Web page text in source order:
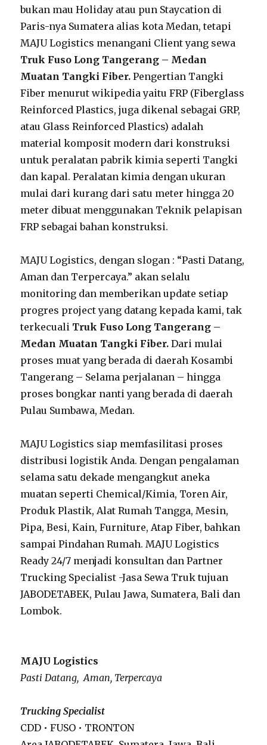
bukan mau Holiday atau pun Staycation di
Paris-nya Sumatera alias kota Medan, tetapi
MAJU Logistics menangani Client yang sewa
Truk Fuso Long Tangerang – Medan
Muatan Tangki Fiber.Pengertian Tangki
Fiber menurut wikipedia yaitu FRP (Fiberglass
Reinforced Plastics, juga dikenal sebagai GRP,
atau Glass Reinforced Plastics) adalah
material komposit modern dari konstruksi
untuk peralatan pabrik kimia seperti Tangki
dan kapal. Peralatan kimia dengan ukuran
mulai dari kurang dari satu meter hingga 20
meter dibuat menggunakan Teknik pelapisan
FRP sebagai bahan konstruksi.
MAJU Logistics, dengan slogan : “Pasti Datang,
Aman dan Terpercaya.” akan selalu
monitoring dan memberikan update setiap
progres project yang datang kepada kami, tak
terkecuali Truk Fuso Long Tangerang –
Medan Muatan Tangki Fiber.Dari mulai
proses muat yang berada di daerah Kosambi
Tangerang – Selama perjalanan – hingga
proses bongkar nanti yang berada di daerah
Pulau Sumbawa, Medan.
MAJU Logistics siap memfasilitasi proses
distribusi logistik Anda. Dengan pengalaman
selama satu dekade mengangkut aneka
muatan seperti Chemical/Kimia, Toren Air,
Produk Plastik, Alat Rumah Tangga, Mesin,
Pipa, Besi, Kain, Furniture, Atap Fiber, bahkan
sampai Pindahan Rumah. MAJU Logistics
Ready 24/7 menjadi konsultan dan Partner
Trucking Specialist -Jasa Sewa Truk tujuan
JABODETABEK, Pulau Jawa, Sumatera, Bali dan
Lombok.
MAJU Logistics
Pasti Datang, Aman, Terpercaya
Trucking Specialist
CDD • FUSO • TRONTON